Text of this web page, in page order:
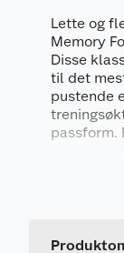
Lette og
Memory
Disse
til det
pustende
passform.